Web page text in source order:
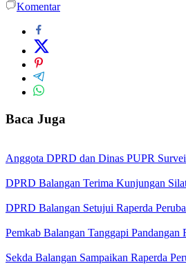
Komentar
Baca Juga
Anggota DPRD dan Dinas PUPR
DPRD Balangan Terima Kunjungan
DPRD Balangan Setujui Raperda
Pemkab Balangan Tanggapi
Sekda Balangan Sampaikan Raperda